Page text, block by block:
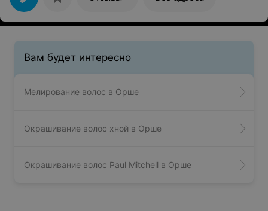
Вам будет интересно
Мелирование волос в Орше
Окрашивание волос хной в Орше
Окрашивание волос Paul Mitchell в Орше